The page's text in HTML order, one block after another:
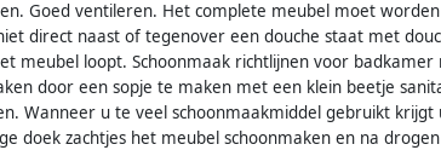
Goed ventileren. Het complete meubel moet
direct naast of tegenover een douche staat met
meubel loopt. Schoonmaak richtlijnen voor
door een sopje te maken met een klein beetje
Wanneer u te veel schoonmaakmiddel gebruikt
doek zachtjes het meubel schoonmaken en na